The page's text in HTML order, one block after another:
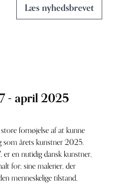
Læs nyhedsbrevet
- april 2025
fornøjelse af at kunne
årets kunstner 2025.
en nutidig dansk kunstner,
for; sine malerier, der
menneskelige tilstand,